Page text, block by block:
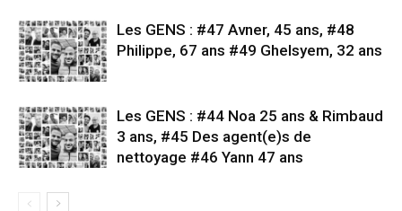
Les GENS : #47 Avner, 45 ans, #48
Philippe, 67 ans #49 Ghelsyem, 32 ans
Les GENS : #44 Noa 25 ans & Rimbaud
3 ans, #45 Des agent(e)s de
nettoyage #46 Yann 47 ans